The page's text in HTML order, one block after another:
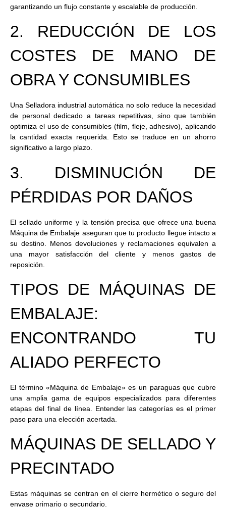
garantizando un flujo constante y escalable de producción.
2. REDUCCIÓN DE LOS
COSTES DE MANO DE
OBRA Y CONSUMIBLES
Una Selladora industrial automática no solo reduce la necesidad
de personal dedicado a tareas repetitivas, sino que también
optimiza el uso de consumibles (film, fleje, adhesivo), aplicando
la cantidad exacta requerida. Esto se traduce en un ahorro
significativo a largo plazo.
3. DISMINUCIÓN DE
PÉRDIDAS POR DAÑOS
El sellado uniforme y la tensión precisa que ofrece una buena
Máquina de Embalaje aseguran que tu producto llegue intacto a
su destino. Menos devoluciones y reclamaciones equivalen a
una mayor satisfacción del cliente y menos gastos de
reposición.
TIPOS DE MÁQUINAS DE
EMBALAJE:
ENCONTRANDO TU
ALIADO PERFECTO
El término «Máquina de Embalaje» es un paraguas que cubre
una amplia gama de equipos especializados para diferentes
etapas del final de línea. Entender las categorías es el primer
paso para una elección acertada.
MÁQUINAS DE SELLADO Y
PRECINTADO
Estas máquinas se centran en el cierre hermético o seguro del
envase primario o secundario.